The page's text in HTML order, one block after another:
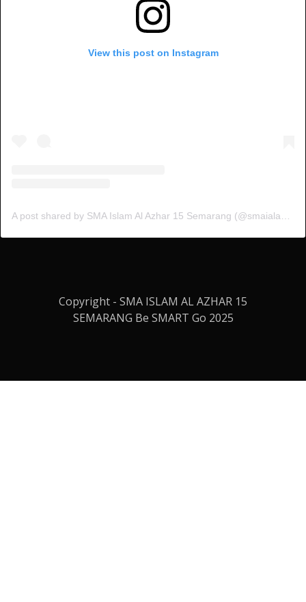
View this post on Instagram
Copyright - SMA ISLAM AL AZHAR 15
SEMARANG Be SMART Go 2025